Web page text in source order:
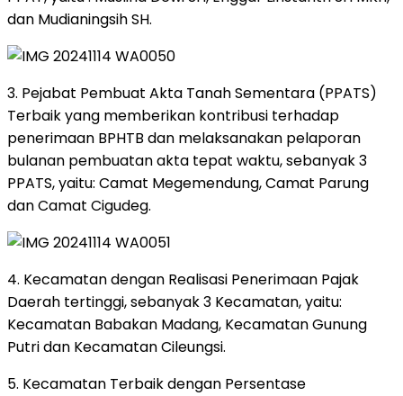
dan Mudianingsih SH.
3. Pejabat Pembuat Akta Tanah Sementara (PPATS)
Terbaik yang memberikan kontribusi terhadap
penerimaan BPHTB dan melaksanakan pelaporan
bulanan pembuatan akta tepat waktu, sebanyak 3
PPATS, yaitu: Camat Megemendung, Camat Parung
dan Camat Cigudeg.
4. Kecamatan dengan Realisasi Penerimaan Pajak
Daerah tertinggi, sebanyak 3 Kecamatan, yaitu:
Kecamatan Babakan Madang, Kecamatan Gunung
Putri dan Kecamatan Cileungsi.
5. Kecamatan Terbaik dengan Persentase